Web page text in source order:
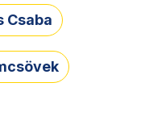
Csaba